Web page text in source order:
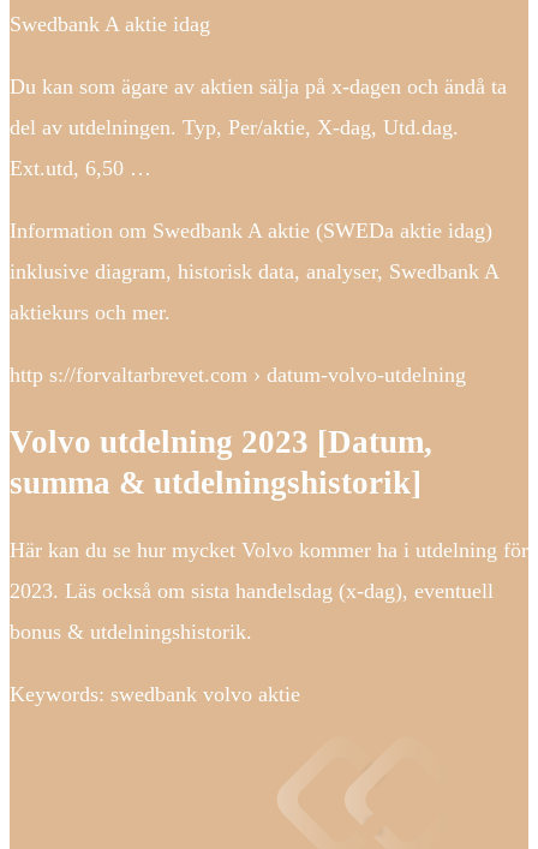
Swedbank A aktie idag
Du kan som ägare av aktien sälja på x-dagen och ändå ta
del av utdelningen. Typ, Per/aktie, X-dag, Utd.dag.
Ext.utd, 6,50 …
Information om Swedbank A aktie (SWEDa aktie idag)
inklusive diagram, historisk data, analyser, Swedbank A
aktiekurs och mer.
http s://forvaltarbrevet.com › datum-volvo-utdelning
Volvo utdelning 2023 [Datum,
summa & utdelningshistorik]
Här kan du se hur mycket Volvo kommer ha i utdelning för
2023. Läs också om sista handelsdag (x-dag), eventuell
bonus & utdelningshistorik.
Keywords: swedbank volvo aktie